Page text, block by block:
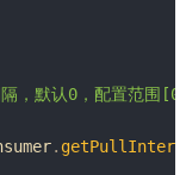
，默认0，配置范围
.